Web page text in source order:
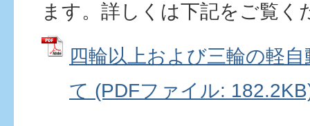
ます。詳しくは下記をご覧く
四輪以上および三輪の軽
て (PDFファイル: